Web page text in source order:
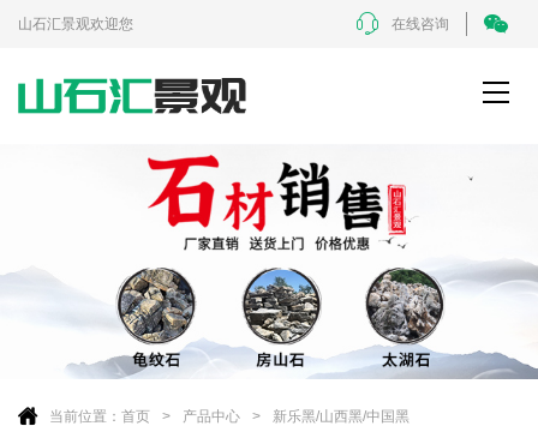
山石汇景观欢迎您 在线咨询
当前位置： 首页 产品中心 新乐黑/山西黑/中国黑